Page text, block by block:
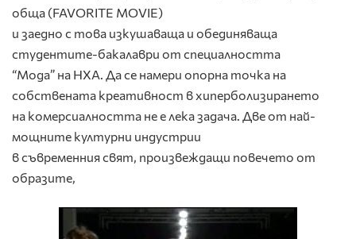
обща (FAVORITE MOVIE)
и заедно с това изкушаваща и обединяваща
студентите-бакалаври от специалността
“Мода” на НХА. Да се намери опорна точка на
собствената креативност в хиперболизирането
на комерсиалността не е лека задача. Две от най-
мощните културни индустрии
в съвременния свят, произвеждащи повечето от
образите,